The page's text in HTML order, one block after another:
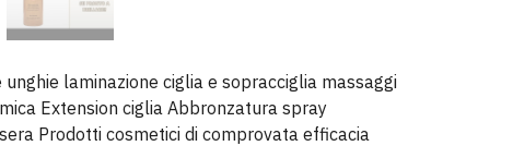
laminazione ciglia e sopracciglia massaggi
Extension ciglia Abbronzatura spray
Prodotti cosmetici di comprovata efficacia